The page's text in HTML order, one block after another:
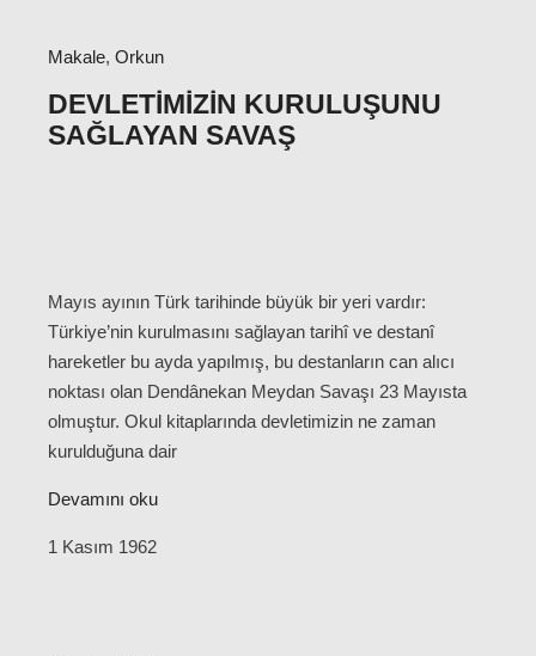
Makale, Orkun
DEVLETIMIZIN KURULUŞUNU
SAĞLAYAN SAVAŞ
Mayıs ayının Türk tarihinde büyük bir yeri vardır:
Türkiye’nin kurulmasını sağlayan tarihî ve destanî
hareketler bu ayda yapılmış, bu destanların can alıcı
noktası olan Dendânekan Meydan Savaşı 23 Mayısta
olmuştur. Okul kitaplarında devletimizin ne zaman
kurulduğuna dair
Devamını oku
1 Kasım 1962